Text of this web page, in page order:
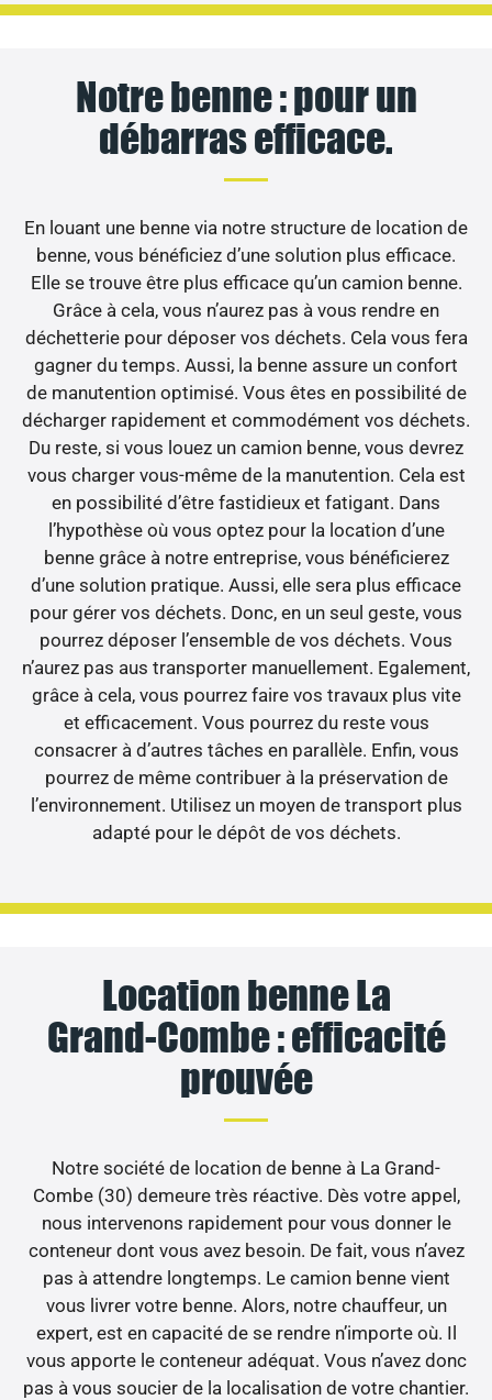
Notre benne : pour un
débarras efficace.
En louant une benne via notre structure de location de
benne, vous bénéficiez d’une solution plus efficace.
Elle se trouve être plus efficace qu’un camion benne.
Grâce à cela, vous n’aurez pas à vous rendre en
déchetterie pour déposer vos déchets. Cela vous fera
gagner du temps. Aussi, la benne assure un confort
de manutention optimisé. Vous êtes en possibilité de
décharger rapidement et commodément vos déchets.
Du reste, si vous louez un camion benne, vous devrez
vous charger vous-même de la manutention. Cela est
en possibilité d’être fastidieux et fatigant. Dans
l’hypothèse où vous optez pour la location d’une
benne grâce à notre entreprise, vous bénéficierez
d’une solution pratique. Aussi, elle sera plus efficace
pour gérer vos déchets. Donc, en un seul geste, vous
pourrez déposer l’ensemble de vos déchets. Vous
n’aurez pas aus transporter manuellement. Egalement,
grâce à cela, vous pourrez faire vos travaux plus vite
et efficacement. Vous pourrez du reste vous
consacrer à d’autres tâches en parallèle. Enfin, vous
pourrez de même contribuer à la préservation de
l’environnement. Utilisez un moyen de transport plus
adapté pour le dépôt de vos déchets.
Location benne La
Grand-Combe : efficacité
prouvée
Notre société de location de benne à La Grand-
Combe (30) demeure très réactive. Dès votre appel,
nous intervenons rapidement pour vous donner le
conteneur dont vous avez besoin. De fait, vous n’avez
pas à attendre longtemps. Le camion benne vient
vous livrer votre benne. Alors, notre chauffeur, un
expert, est en capacité de se rendre n’importe où. Il
vous apporte le conteneur adéquat. Vous n’avez donc
pas à vous soucier de la localisation de votre chantier.